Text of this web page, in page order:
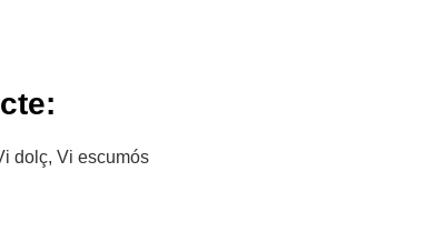
dolç, Vi escumós